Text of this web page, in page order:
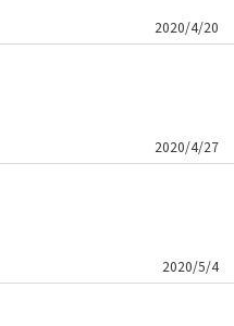
2020/4/20
2020/4/27
2020/5/4